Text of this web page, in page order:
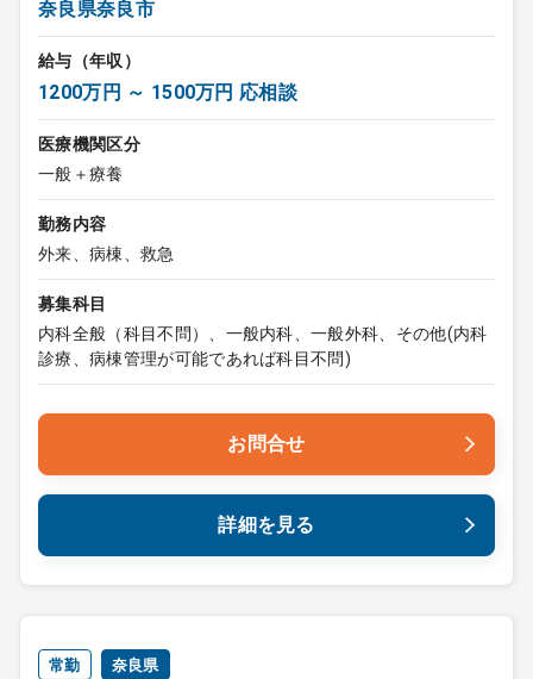
奈良県奈良市
給与（年収）
1200万円 ～ 1500万円 応相談
医療機関区分
一般＋療養
勤務内容
外来、病棟、救急
募集科目
内科全般（科目不問）、一般内科、一般外科、その他(内科
診療、病棟管理が可能であれば科目不問)
お問合せ
詳細を見る
常勤 奈良県